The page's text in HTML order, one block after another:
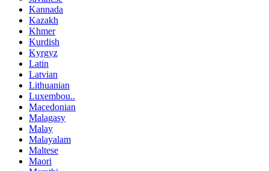
Kannada
Kazakh
Khmer
Kurdish
Kyrgyz
Latin
Latvian
Lithuanian
Luxembou..
Macedonian
Malagasy
Malay
Malayalam
Maltese
Maori